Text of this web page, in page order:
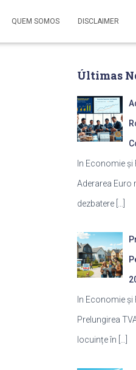
QUEM SOMOS DISCLAIMER
Últimas
In Economie și
Aderarea Euro
dezbatere
In Economie și
Prelungirea
locuințe în